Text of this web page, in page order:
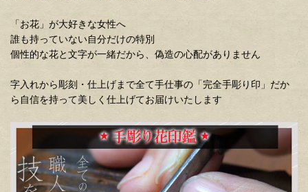
「お花」が大好きな女性へ
誰も持っていない自分だけの特別
個性的な花と文字が一緒だから、偽造の心配がありません
字入れから彫刻・仕上げまで全て手仕事の「完全手彫り印」だか
ら自信を持って美しく仕上げてお届けいたします